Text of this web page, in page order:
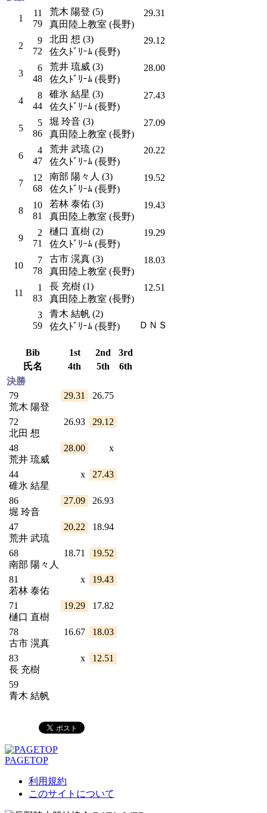
1
11
79
荒木 陽登 (5)
真田陸上教室 (長野)
29.31
2
9
72
北田 想 (3)
佐久ﾄﾞﾘｰﾑ (長野)
29.12
3
6
48
荒井 琉威 (3)
佐久ﾄﾞﾘｰﾑ (長野)
28.00
4
8
44
碓氷 結星 (3)
佐久ﾄﾞﾘｰﾑ (長野)
27.43
5
5
86
堀 玲音 (3)
真田陸上教室 (長野)
27.09
6
4
47
荒井 武琉 (2)
佐久ﾄﾞﾘｰﾑ (長野)
20.22
7
12
68
南部 陽々人 (3)
佐久ﾄﾞﾘｰﾑ (長野)
19.52
8
10
81
若林 泰佑 (3)
真田陸上教室 (長野)
19.43
9
2
71
樋口 直樹 (2)
佐久ﾄﾞﾘｰﾑ (長野)
19.29
10
7
78
古市 滉真 (3)
真田陸上教室 (長野)
18.03
11
1
83
長 充樹 (1)
真田陸上教室 (長野)
12.51
3
59
青木 結帆 (2)
佐久ﾄﾞﾘｰﾑ (長野)
ＤＮＳ
Bib 1st 2nd
3rd
氏名
4th 5th
6th
決勝
79
荒木 陽登
29.31 26.75
72
北田 想
26.93 29.12
48
荒井 琉威
28.00 x
44
碓氷 結星
x 27.43
86
堀 玲音
27.09 26.93
47
荒井 武琉
20.22 18.94
68
南部 陽々人
18.71 19.52
81
若林 泰佑
x 19.43
71
樋口 直樹
19.29 17.82
78
古市 滉真
16.67 18.03
83
長 充樹
x 12.51
59
青木 結帆
PAGETOP
利用規約
このサイトについて